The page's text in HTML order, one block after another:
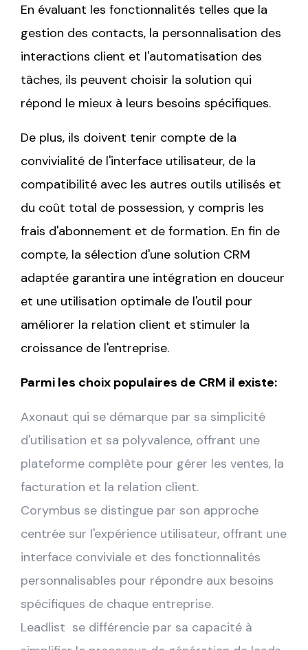
En évaluant les fonctionnalités telles que la
gestion des contacts, la personnalisation des
interactions client et l'automatisation des
tâches, ils peuvent choisir la solution qui
répond le mieux à leurs besoins spécifiques.
De plus, ils doivent tenir compte de la
convivialité de l'interface utilisateur, de la
compatibilité avec les autres outils utilisés et
du coût total de possession, y compris les
frais d'abonnement et de formation. En fin de
compte, la sélection d'une solution CRM
adaptée garantira une intégration en douceur
et une utilisation optimale de l'outil pour
améliorer la relation client et stimuler la
croissance de l'entreprise.
Parmi les choix populaires de CRM il existe:
Axonaut qui se démarque par sa simplicité
d'utilisation et sa polyvalence, offrant une
plateforme complète pour gérer les ventes, la
facturation et la relation client.
Corymbus se distingue par son approche
centrée sur l'expérience utilisateur, offrant une
interface conviviale et des fonctionnalités
personnalisables pour répondre aux besoins
spécifiques de chaque entreprise.
Leadlist se différencie par sa capacité à